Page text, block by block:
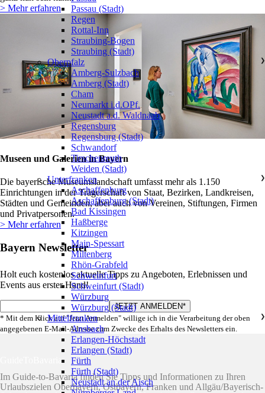
> Mehr erfahren
Museen und Galerien in Bayern
Die bayerische Museumslandschaft umfasst mehr als 1.150
Einrichtungen in der Trägerschaft von Staat, Bezirken, Landkreisen,
Städten und Gemeinden, aber auch von Vereinen, Stiftungen, Firmen
und Privatpersonen.
> Mehr erfahren
Bayern Newsletter
Holt euch kostenlos aktuelle Tipps zu Angeboten, Erlebnissen und
Events aus erster Hand!
* Mit dem Klick auf "Jetzt Anmelden" willige ich in die Verarbeitung der oben
angegebenen E-Mail-Adresse zum Zwecke des Erhalts des Newsletters ein.
GuideToBavaria
Im Guide-to-Bavaria finden Sie Tipps und Informationen zu Ihren
Urlaubszielen Oberbayern, Ostbayern, Franken und Allgäu/Bayerisch-
Passau (Stadt)
Regen
Rottal-Inn
Straubing-Bogen
Straubing (Stadt)
Oberpfalz
❯
Amberg-Sulzbach
Amberg (Stadt)
Cham
Neumarkt i.d.OPf.
Neustadt a.d. Waldnaab
Regensburg
Regensburg (Stadt)
Schwandorf
Tirschenreuth
Weiden (Stadt)
Unterfranken
❯
Aschaffenburg
Aschaffenburg (Stadt)
Bad Kissingen
Haßberge
Kitzingen
Main-Spessart
Miltenberg
Rhön-Grabfeld
Schweinfurt
Schweinfurt (Stadt)
Würzburg
Würzburg (Stadt)
Mittelfranken
❯
Ansbach
Erlangen-Höchstadt
Erlangen (Stadt)
Fürth
Fürth (Stadt)
Neustadt an der Aisch